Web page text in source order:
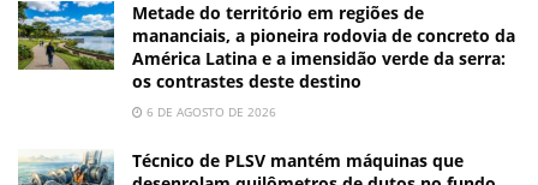
Metade do território em regiões de
mananciais, a pioneira rodovia de concreto da
América Latina e a imensidão verde da serra:
os contrastes deste destino
6 DE AGOSTO DE 2026
Técnico de PLSV mantém máquinas que